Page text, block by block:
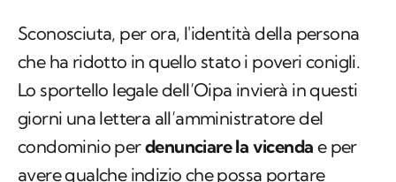
Sconosciuta, per ora, l'identità della persona
che ha ridotto in quello stato i poveri conigli.
Lo sportello legale dell’Oipa invierà in questi
giorni una lettera all’amministratore del
condominio perdenunciare la vicenda e per
avere qualche indizio che possa portare